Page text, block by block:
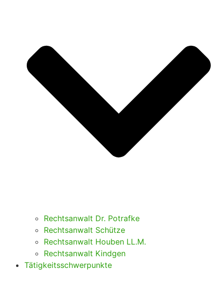
Rechtsanwalt Dr. Potrafke
Rechtsanwalt Schütze
Rechtsanwalt Houben LL.M.
Rechtsanwalt Kindgen
Tätigkeitsschwerpunkte